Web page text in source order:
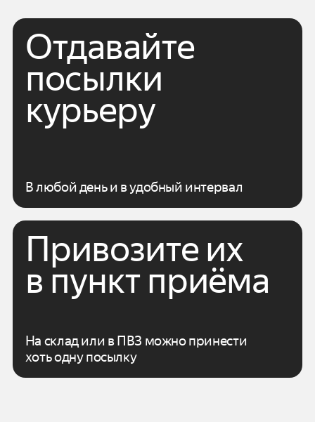
Отдавайте
посылки
курьеру
В любой день и в удобный интервал
Привозите их
в пункт приёма
На склад или в ПВЗ можно принести
хоть одну посылку